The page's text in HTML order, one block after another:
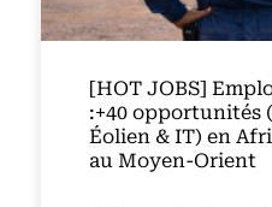
[HOT JOBS]
:+40 opportunités
Éolien & IT) en
au Moyen-Orient